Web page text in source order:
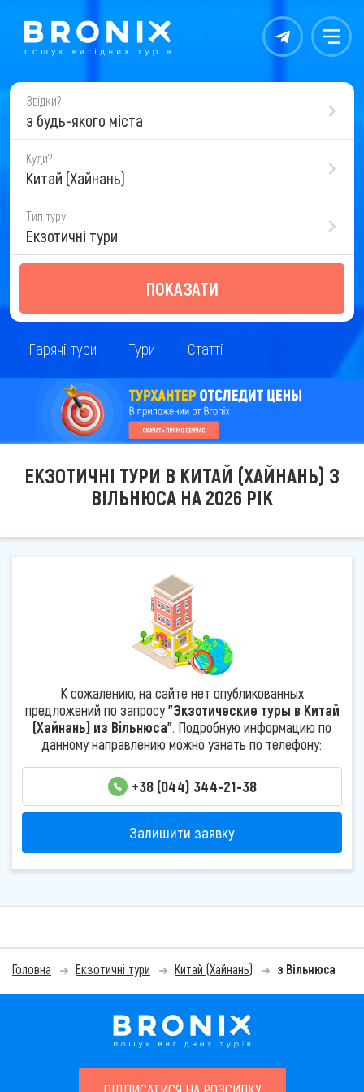
Контакты Меню
Звідки?
з будь-якого міста
Куди?
Китай (Хайнань)
Тип туру
Екзотичні тури
ПОКАЗАТИ
Гарячі тури Тури Статті
ЕКЗОТИЧНІ ТУРИ В КИТАЙ (ХАЙНАНЬ) З
ВІЛЬНЮСА НА 2026 РІК
К сожалению, на сайте нет опубликованных
предложений по запросу"Экзотические туры в Китай
(Хайнань) из Вільнюса". Подробную информацию по
данному направлению можно узнать по телефону:
+38 (044) 344-21-38
Залишити заявку
Головна Екзотичні тури Китай (Хайнань) з Вільнюса